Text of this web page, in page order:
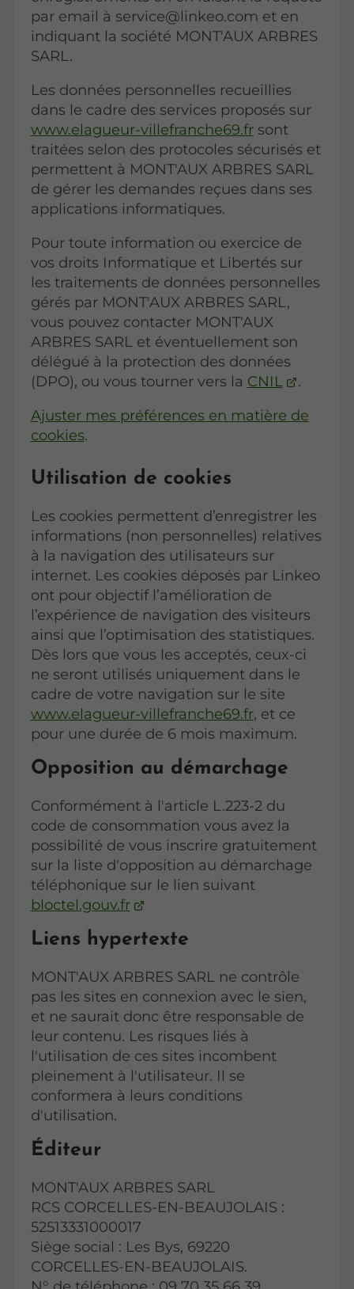
par email à service@linkeo.com et en
indiquant la société MONT'AUX ARBRES
SARL.
Les données personnelles recueillies
dans le cadre des services proposés sur
www.elagueur-villefranche69.frsont
traitées selon des protocoles sécurisés et
permettent à MONT'AUX ARBRES SARL
de gérer les demandes reçues dans ses
applications informatiques.
Pour toute information ou exercice de
vos droits Informatique et Libertés sur
les traitements de données personnelles
gérés par MONT'AUX ARBRES SARL,
vous pouvez contacter MONT'AUX
ARBRES SARL et éventuellement son
délégué à la protection des données
(DPO), ou vous tourner vers la CNIL
.
Ajuster mes préférences en matière de
cookies.
Utilisation de cookies
Les cookies permettent d’enregistrer les
informations (non personnelles) relatives
à la navigation des utilisateurs sur
internet. Les cookies déposés par Linkeo
ont pour objectif l’amélioration de
l’expérience de navigation des visiteurs
ainsi que l’optimisation des statistiques.
Dès lors que vous les acceptés, ceux-ci
ne seront utilisés uniquement dans le
cadre de votre navigation sur le site
www.elagueur-villefranche69.fr, et ce
pour une durée de 6 mois maximum.
Opposition au démarchage
Conformément à l'article L.223-2 du
code de consommation vous avez la
possibilité de vous inscrire gratuitement
sur la liste d'opposition au démarchage
téléphonique sur le lien suivant
bloctel.gouv.fr
Liens hypertexte
MONT'AUX ARBRES SARL ne contrôle
pas les sites en connexion avec le sien,
et ne saurait donc être responsable de
leur contenu. Les risques liés à
l'utilisation de ces sites incombent
pleinement à l'utilisateur. Il se
conformera à leurs conditions
d'utilisation.
Éditeur
MONT'AUX ARBRES SARL
RCS CORCELLES-EN-BEAUJOLAIS :
52513331000017
Siège social : Les Bys, 69220
CORCELLES-EN-BEAUJOLAIS.